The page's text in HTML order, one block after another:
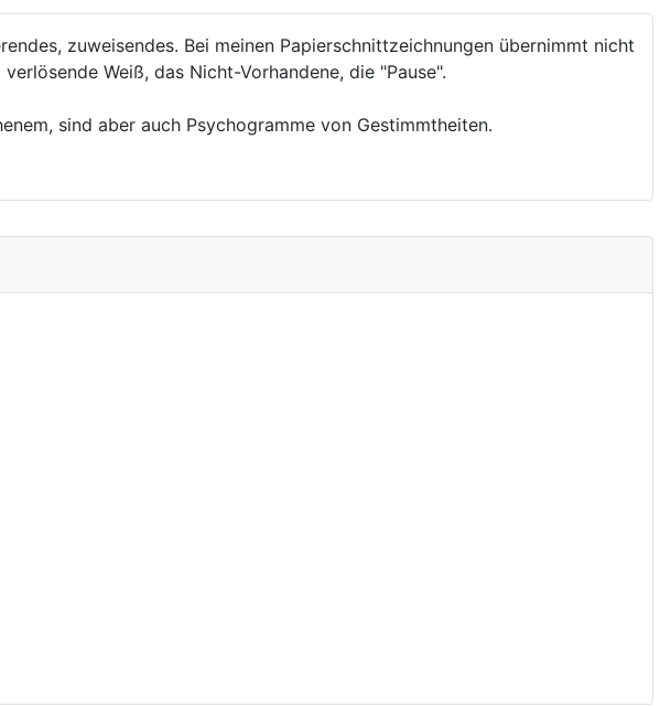
zuweisendes. Bei meinen Papierschnittzeichnungen übernimmt nicht
Weiß, das Nicht-Vorhandene, die "Pause".
sind aber auch Psychogramme von Gestimmtheiten.